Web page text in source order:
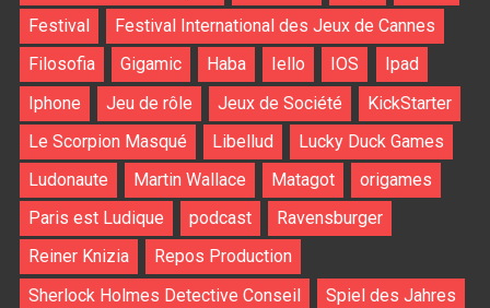
Festival
Festival International des Jeux de Cannes
Filosofia
Gigamic Haba Iello IOS
Ipad
Iphone
Jeu de rôle Jeux de Société
KickStarter
Le Scorpion Masqué
Libellud
Lucky Duck Games
Ludonaute
Martin Wallace Matagot
origames
Paris est Ludique
podcast
Ravensburger
Reiner Knizia
Repos Production
Sherlock Holmes Detective Conseil
Spiel des Jahres